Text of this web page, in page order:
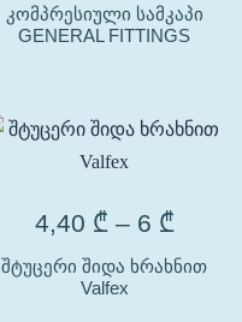
კომპრესიული სამკაპი
GENERAL FITTINGS
4,40 ₾ – 6 ₾
შტუცერი შიდა ხრახნით
Valfex